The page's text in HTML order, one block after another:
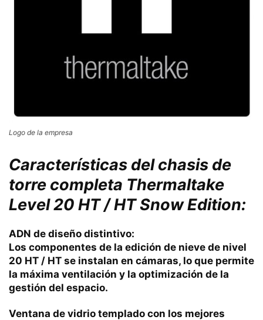
Logo de la empresa
Características del chasis de
torre completa Thermaltake
Level 20 HT / HT Snow Edition:
ADN de diseño distintivo:
Los componentes de la edición de nieve de nivel
20 HT / HT se instalan en cámaras, lo que permite
la máxima ventilación y la optimización de la
gestión del espacio.
Ventana de vidrio templado con los mejores